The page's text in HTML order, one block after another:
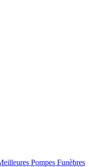
Pompes Funèbres